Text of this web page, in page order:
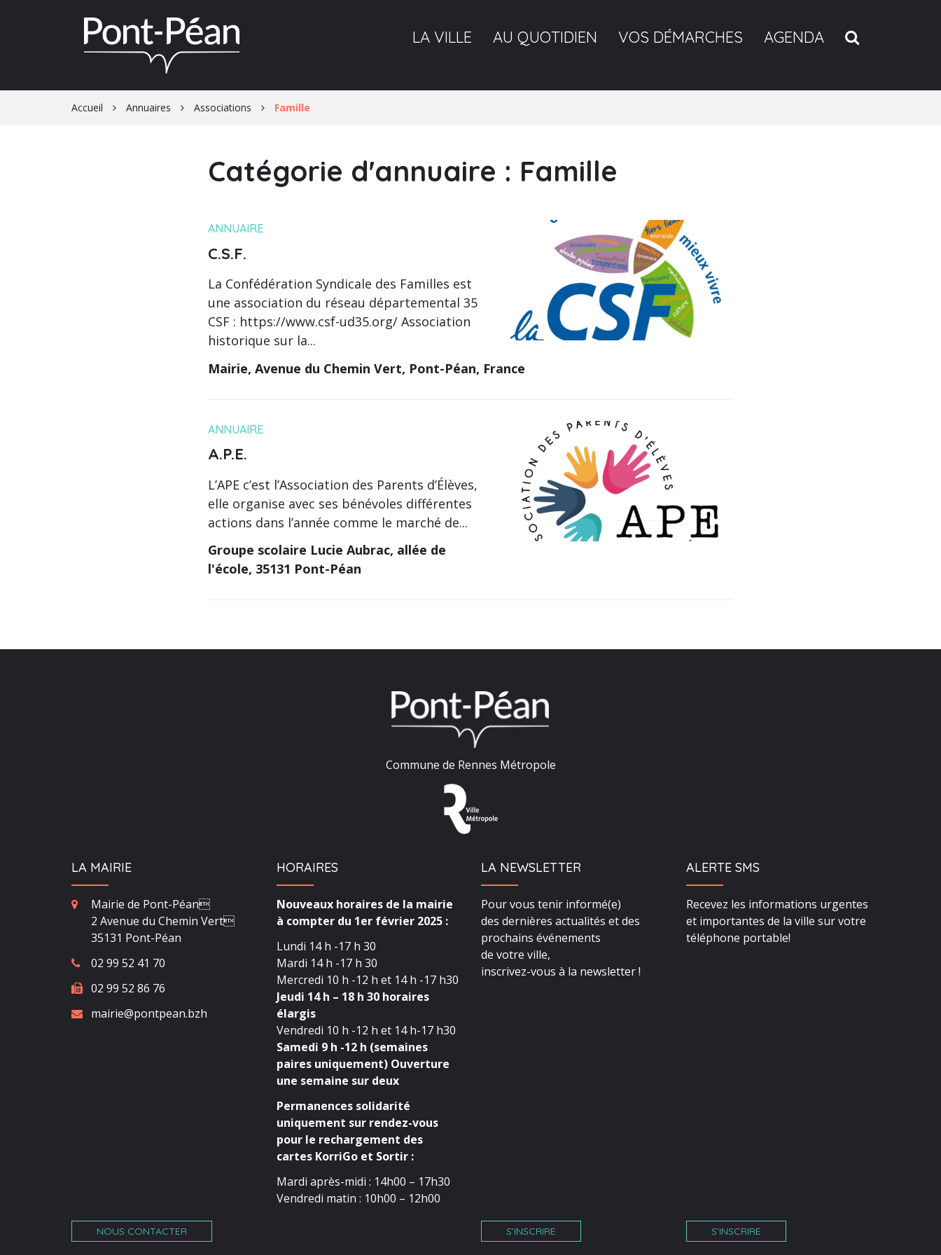
LA VILLE AU QUOTIDIEN VOS DÉMARCHES AGENDA
Accueil Annuaires Associations Famille
Catégorie d'annuaire : Famille
ANNUAIRE
C.S.F.
La Confédération Syndicale des Familles est
une association du réseau départemental 35
CSF : https://www.csf-ud35.org/ Association
historique sur la...
Mairie, Avenue du Chemin Vert, Pont-Péan, France
ANNUAIRE
A.P.E.
L’APE c’est l’Association des Parents d’Élèves,
elle organise avec ses bénévoles différentes
actions dans l’année comme le marché de...
Groupe scolaire Lucie Aubrac, allée de
l'école, 35131 Pont-Péan
Commune de Rennes Métropole
LA MAIRIE
Mairie de Pont-Péan
2 Avenue du Chemin Vert
35131 Pont-Péan
02 99 52 41 70
02 99 52 86 76
mairie@pontpean.bzh
NOUS CONTACTER
HORAIRES
Nouveaux horaires de la mairie
à compter du 1er février 2025 :
Lundi 14 h -17 h 30
Mardi 14 h -17 h 30
Mercredi 10 h -12 h et 14 h -17 h30
Jeudi 14 h – 18 h 30 horaires
élargis
Vendredi 10 h -12 h et 14 h-17 h30
Samedi 9 h -12 h (semaines
paires uniquement) Ouverture
une semaine sur deux
Permanences solidarité
uniquement sur rendez-vous
pour le rechargement des
cartes KorriGo et Sortir :
Mardi après-midi : 14h00 – 17h30
Vendredi matin : 10h00 – 12h00
LA NEWSLETTER
Pour vous tenir informé(e)
des dernières actualités et des
prochains événements
de votre ville,
inscrivez-vous à la newsletter !
S’INSCRIRE
ALERTE SMS
Recevez les informations urgentes
et importantes de la ville sur votre
téléphone portable!
S’INSCRIRE